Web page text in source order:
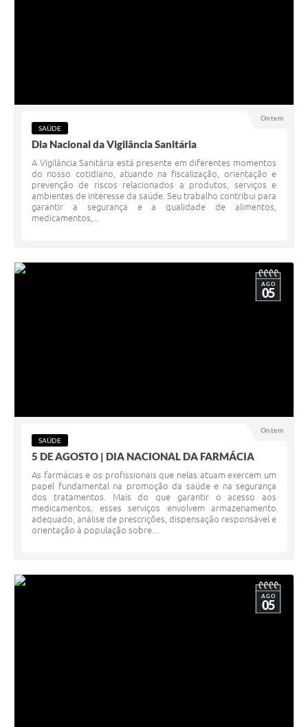
Ontem
SAÚDE
Dia Nacional da Vigilância Sanitária
A Vigilância Sanitária está presente em diferentes momentos
do nosso cotidiano, atuando na fiscalização, orientação e
prevenção de riscos relacionados a produtos, serviços e
ambientes de interesse da saúde. Seu trabalho contribui para
garantir a segurança e a qualidade de alimentos,
medicamentos,...
Ontem
AGO
05
SAÚDE
5 DE AGOSTO | DIA NACIONAL DA FARMÁCIA
As farmácias e os profissionais que nelas atuam exercem um
papel fundamental na promoção da saúde e na segurança
dos tratamentos. Mais do que garantir o acesso aos
medicamentos, esses serviços envolvem armazenamento
adequado, análise de prescrições, dispensação responsável e
orientação à população sobre...
AGO
05